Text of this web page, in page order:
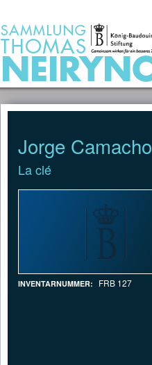
Jorge Camacho
La clé
INVENTARNUMMER: FRB 127